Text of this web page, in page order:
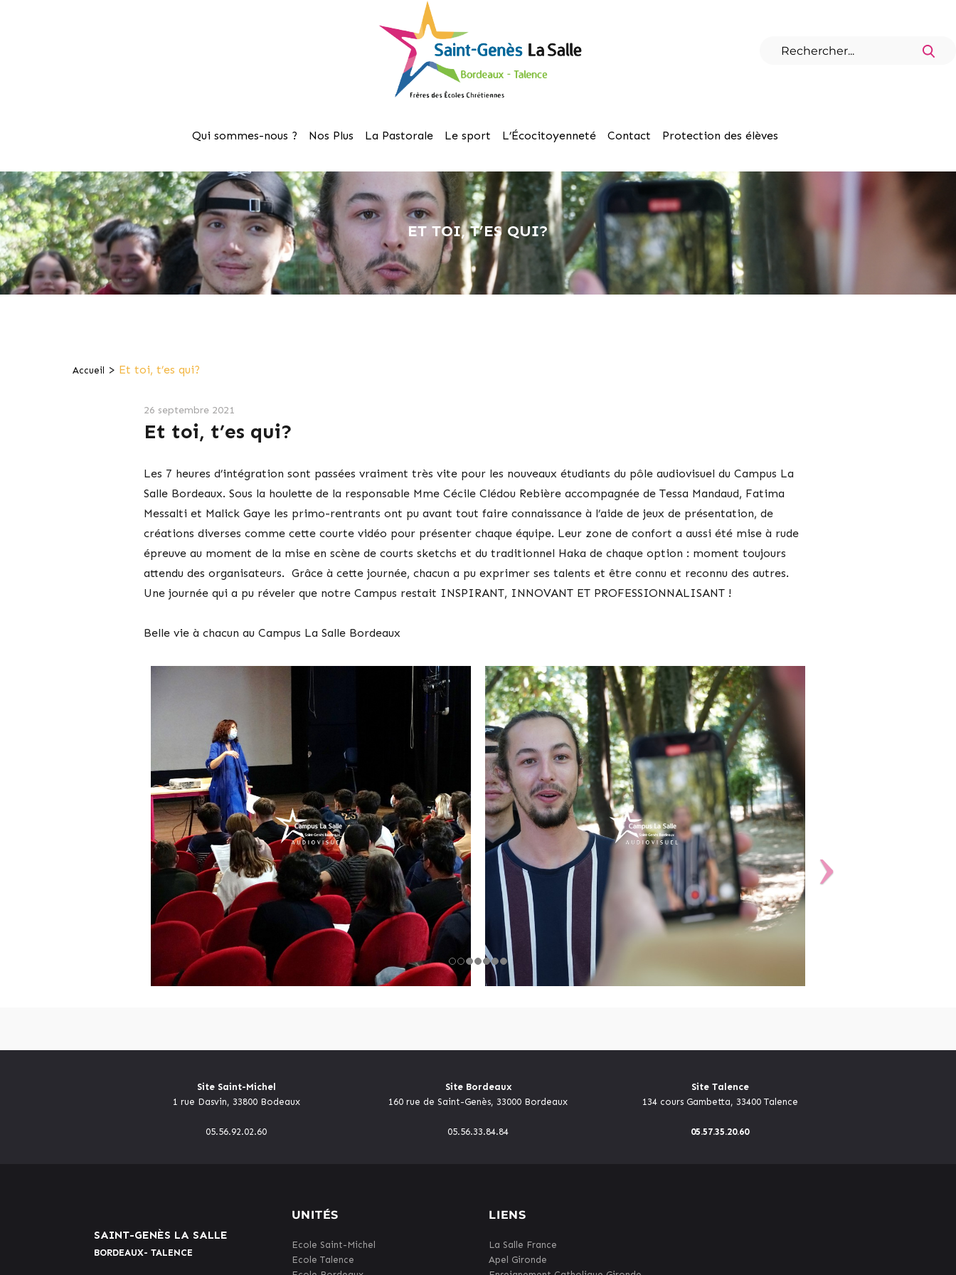
Qui sommes-nous ? Nos Plus La Pastorale Le sport L’Écocitoyenneté Contact Protection des élèves
ET TOI, T’ES QUI?
Accueil > Et toi, t’es qui?
26 septembre 2021
Et toi, t’es qui?
Les 7 heures d’intégration sont passées vraiment très vite pour les nouveaux étudiants du pôle audiovisuel du Campus La
Salle Bordeaux. Sous la houlette de la responsable Mme Cécile Clédou Rebière accompagnée de Tessa Mandaud, Fatima
Messalti et Malick Gaye les primo-rentrants ont pu avant tout faire connaissance à l’aide de jeux de présentation, de
créations diverses comme cette courte vidéo pour présenter chaque équipe. Leur zone de confort a aussi été mise à rude
épreuve au moment de la mise en scène de courts sketchs et du traditionnel Haka de chaque option : moment toujours
attendu des organisateurs. Grâce à cette journée, chacun a pu exprimer ses talents et être connu et reconnu des autres.
Une journée qui a pu réveler que notre Campus restait INSPIRANT, INNOVANT ET PROFESSIONNALISANT !
Belle vie à chacun au Campus La Salle Bordeaux
Site Saint-Michel
1 rue Dasvin, 33800 Bodeaux
05.56.92.02.60
Site Bordeaux
160 rue de Saint-Genès, 33000 Bordeaux
05.56.33.84.84
Site Talence
134 cours Gambetta, 33400 Talence
05.57.35.20.60
SAINT-GENÈS LA SALLE
BORDEAUX- TALENCE
UNITÉS
Ecole Saint-Michel
Ecole Talence
LIENS
La Salle France
Apel Gironde